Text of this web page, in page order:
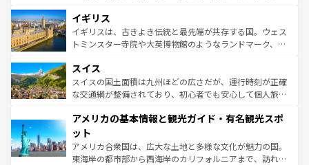
香り高いラベンダー畑など、多彩な楽しみ方が可能だ。さ
らに、パリ以外の地域にも魅力が溢れており、どの街角に
も豊かな歴史と文化が息づいている。パリ以外の個性あふ
を参照してほしい。
顔を持つこの国は、どこを歩いても飽きることがない。ベ
ルリンの文化的活気、バイエルン州のアルプスの絶景、そ
してライン川沿いのワイン畑といった風景は必見。ビール
は、お酒好きな人にはぜひ体験してほしい。 なお、新着の
ドイツ情報はコンテンツ一覧を参照してほしい。
イギリス
イギリスは、古きよき伝統と最先端が共存する国。ウェス
トミンスター寺院や大英博物館のようなランドマーク、歴
リアごとに異なる魅力がある。また、優雅なアフタヌーン
ティー、ビール好きにはたまらない英国パブ、サッカー観
戦など、本場だからこそできる体験も豊富。イギリスを旅
ンツ一覧を参照してほしい。
スイス
スイスの国土面積は九州ほどの広さだが、運行時刻が正確
な交通網が整備されており、初心者でも安心して個人旅行
の建物がそのまま残る町や、スイスならではのユニークな
博物館もあり、アルプス観光だけでなく町歩きも満喫する
ことができる。国民の所得が高いため物価も高いが、旅行
者向けの交通パス提供のサービスもあり、うまく活用すれ
アメリカの基本情報と観光ガイド・有名観光スポ
ット
アメリカ合衆国は、広大な土地と多様な文化が魅力の国。
東海岸の都市部から西海岸のカリフォルニアまで、訪れる